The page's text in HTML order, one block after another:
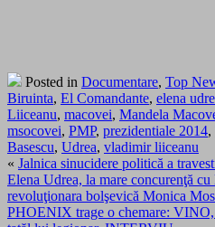
Posted in Documentare, Top
Biruinta, El Comandante, elena
Liiceanu, macovei, Mandela
msocovei, PMP, prezidentiale 2014,
Basescu, Udrea, vladimir liiceanu
« Jalnica sinucidere politică a
Elena Udrea, la mare concurenţă
revoluţionara bolşevică Monica
PHOENIX trage o chemare: